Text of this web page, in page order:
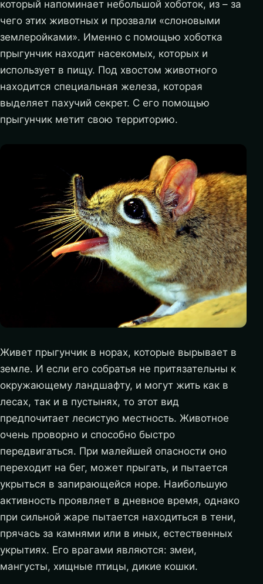
который напоминает небольшой хоботок, из – за
чего этих животных и прозвали «слоновыми
землеройками». Именно с помощью хоботка
прыгунчик находит насекомых, которых и
использует в пищу. Под хвостом животного
находится специальная железа, которая
выделяет пахучий секрет. С его помощью
прыгунчик метит свою территорию.
Живет прыгунчик в норах, которые вырывает в
земле. И если его собратья не притязательны к
окружающему ландшафту, и могут жить как в
лесах, так и в пустынях, то этот вид
предпочитает лесистую местность. Животное
очень проворно и способно быстро
передвигаться. При малейшей опасности оно
переходит на бег, может прыгать, и пытается
укрыться в запирающейся норе. Наибольшую
активность проявляет в дневное время, однако
при сильной жаре пытается находиться в тени,
прячась за камнями или в иных, естественных
укрытиях. Его врагами являются: змеи,
мангусты, хищные птицы, дикие кошки.